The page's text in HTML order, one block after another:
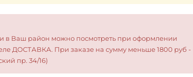
в Ваш район можно посмотреть при оформлении
ДОСТАВКА. При заказе на сумму меньше 1800 руб -
пр. 34/16)